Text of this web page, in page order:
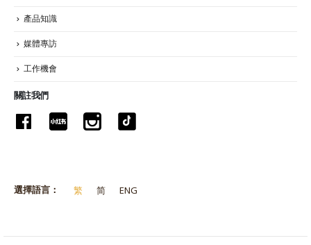
產品知識
媒體專訪
工作機會
關註我們
選擇語言： 繁 简 ENG